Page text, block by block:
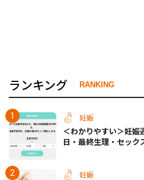
ランキング RANKING
妊娠
＜わかりやすい＞妊娠
日・最終生理・セック
妊娠